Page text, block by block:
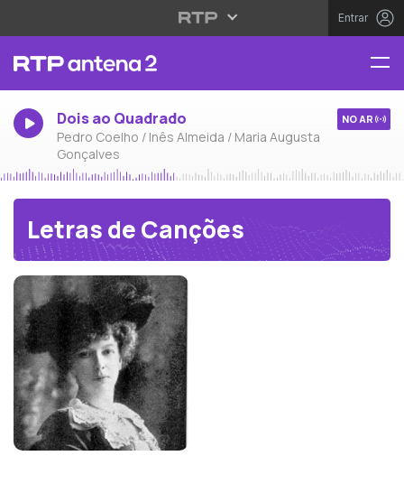
Entrar
Dois ao Quadrado
Pedro Coelho / Inês Almeida / Maria Augusta
Gonçalves
NO AR
Letras de Canções